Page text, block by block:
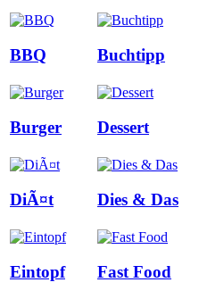
BBQ Buchtipp
Burger Dessert
DiÃ¤t Dies & Das
Eintopf Fast Food